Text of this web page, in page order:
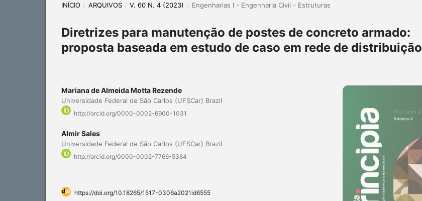
INÍCIO / ARQUIVOS / V. 60 N. 4 (2023) / Engenharias I - Engenharia Civil - Estruturas
Diretrizes para manutenção de postes de concreto armado:
proposta baseada em estudo de caso em rede de distribuição
Mariana de Almeida Motta Rezende
Universidade Federal de São Carlos (UFSCar) Brazil
http://orcid.org/0000-0002-6900-1031
Almir Sales
Universidade Federal de São Carlos (UFSCar) Brazil
http://orcid.org/0000-0002-7766-5364
https://doi.org/10.18265/1517-0306a2021id6555